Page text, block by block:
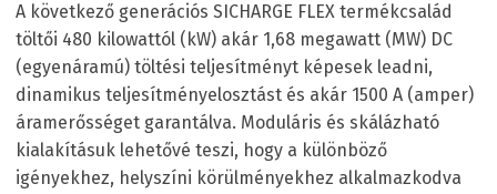
A következő generációs SICHARGE FLEX termékcsalád
töltői 480 kilowattól (kW) akár 1,68 megawatt (MW) DC
(egyenáramú) töltési teljesítményt képesek leadni,
dinamikus teljesítményelosztást és akár 1500 A (amper)
áramerősséget garantálva. Moduláris és skálázható
kialakításuk lehetővé teszi, hogy a különböző
igényekhez, helyszíni körülményekhez alkalmazkodva